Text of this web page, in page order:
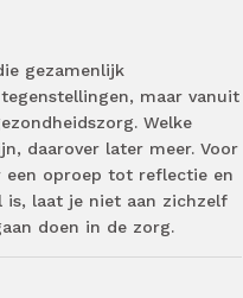
gezamenlijk
maar vanuit
Welke
daarover later meer. Voor
een oproep tot reflectie en
is, laat je niet aan zichzelf
doen in de zorg.